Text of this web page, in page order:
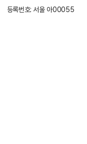
등록번호: 서울 아00055